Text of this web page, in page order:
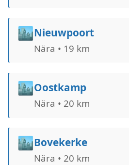
🏙️Nieuwpoort
Nära • 19 km
🏙️Oostkamp
Nära • 20 km
🏙️Bovekerke
Nära • 20 km